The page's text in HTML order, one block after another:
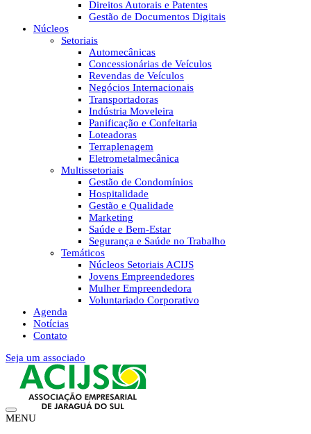
Direitos Autorais e Patentes
Gestão de Documentos Digitais
Núcleos
Setoriais
Automecânicas
Concessionárias de Veículos
Revendas de Veículos
Negócios Internacionais
Transportadoras
Indústria Moveleira
Panificação e Confeitaria
Loteadoras
Terraplenagem
Eletrometalmecânica
Multissetoriais
Gestão de Condomínios
Hospitalidade
Gestão e Qualidade
Marketing
Saúde e Bem-Estar
Segurança e Saúde no Trabalho
Temáticos
Núcleos Setoriais ACIJS
Jovens Empreendedores
Mulher Empreendedora
Voluntariado Corporativo
Agenda
Notícias
Contato
Seja um associado
MENU